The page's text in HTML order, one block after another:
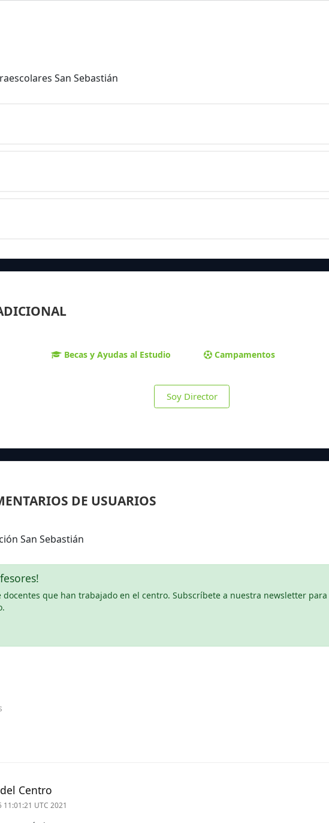
San Sebastián
Becas y Ayudas al Estudio Campamentos
Soy Director
DE USUARIOS
San Sebastián
docentes que han trabajado en el centro. Subscríbete a nuestra newsletter
Centro
11:01:21 UTC 2021